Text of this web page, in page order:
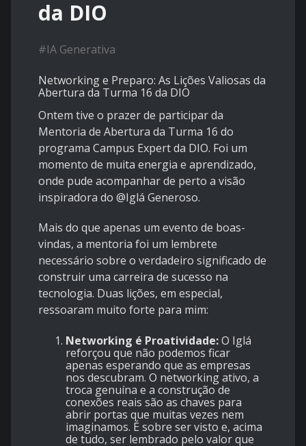
da DIO
#IA Generativa
Networking e Preparo: As Lições Valiosas da
Abertura da Turma 16 da DIO
​Ontem tive o prazer de participar da
Mentoria de Abertura da Turma 16 do
programa Campus Expert da DIO. Foi um
momento de muita energia e aprendizado,
onde pude acompanhar de perto a visão
inspiradora do @Iglá Generoso.
​Mais do que apenas um evento de boas-
vindas, a mentoria foi um lembrete
necessário sobre o verdadeiro significado de
construir uma carreira de sucesso na
tecnologia. Duas lições, em especial,
ressoaram muito forte para mim:
Networking é Proatividade:O Iglá
reforçou que não podemos ficar
apenas esperando que as empresas
nos descubram. O networking ativo, a
troca genuína e a construção de
conexões reais são as chaves para
abrir portas que muitas vezes nem
imaginamos. É sobre ser visto e, acima
de tudo, ser lembrado pelo valor que